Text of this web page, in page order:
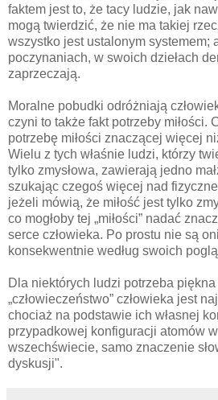
faktem jest to, że tacy ludzie, jak
mogą twierdzić, że nie ma takiej
wszystko jest ustalonym systemem;
poczynaniach, w swoich dziełach
zaprzeczają.
Moralne pobudki odróżniają
czyni to także fakt potrzeby miłości.
potrzebę miłości znaczącej więcej
Wielu z tych właśnie ludzi, którzy
tylko zmysłowa, zawierają jedno
szukając czegoś więcej nad
jeżeli mówią, że miłość jest tylko
co mogłoby tej „miłości” nadać
serce człowieka. Po prostu nie są
konsekwentnie według swoich
Dla niektórych ludzi potrzeba
„człowieczeństwo” człowieka jest
chociaż na podstawie ich własnej
przypadkowej konfiguracji atomów
wszechświecie, samo znaczenie
dyskusji".